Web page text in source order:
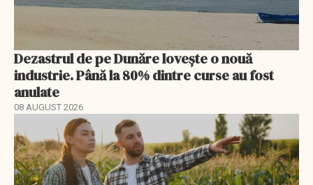
Dezastrul de pe Dunăre lovește o nouă
industrie. Până la 80% dintre curse au fost
anulate
08 AUGUST 2026